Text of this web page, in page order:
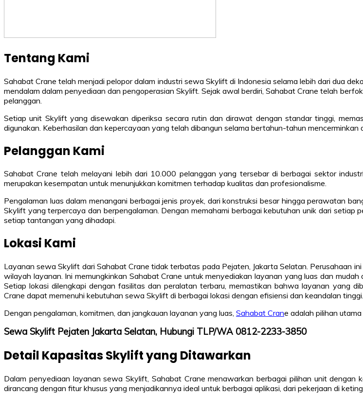
Tentang Kami
Sahabat Crane telah menjadi pelopor dalam industri sewa Skylift di Indonesia selama lebih dari dua
mendalam dalam penyediaan dan pengoperasian Skylift. Sejak awal berdiri, Sahabat Crane telah
pelanggan.
Setiap unit Skylift yang disewakan diperiksa secara rutin dan dirawat dengan standar tinggi,
digunakan. Keberhasilan dan kepercayaan yang telah dibangun selama bertahun-tahun
Pelanggan Kami
Sahabat Crane telah melayani lebih dari 10.000 pelanggan yang tersebar di berbagai sektor
merupakan kesempatan untuk menunjukkan komitmen terhadap kualitas dan profesionalisme.
Pengalaman luas dalam menangani berbagai jenis proyek, dari konstruksi besar hingga perawatan
Skylift yang terpercaya dan berpengalaman. Dengan memahami berbagai kebutuhan unik dari
setiap tantangan yang dihadapi.
Lokasi Kami
Layanan sewa Skylift dari Sahabat Crane tidak terbatas pada Pejaten, Jakarta Selatan. Perusahaan
wilayah layanan. Ini memungkinkan Sahabat Crane untuk menyediakan layanan yang luas dan
Setiap lokasi dilengkapi dengan fasilitas dan peralatan terbaru, memastikan bahwa layanan yang
Crane dapat memenuhi kebutuhan sewa Skylift di berbagai lokasi dengan efisiensi dan keandalan tinggi.
Dengan pengalaman, komitmen, dan jangkauan layanan yang luas, Sahabat Crane adalah pilihan
Sewa Skylift Pejaten Jakarta Selatan, Hubungi TLP/WA 0812-2233-3850
Detail Kapasitas Skylift yang Ditawarkan
Dalam penyediaan layanan sewa Skylift, Sahabat Crane menawarkan berbagai pilihan unit
dirancang dengan fitur khusus yang menjadikannya ideal untuk berbagai aplikasi, dari pekerjaan di